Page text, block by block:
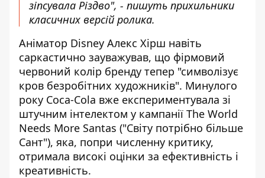
зіпсувала Різдво", - пишуть прихильники
класичних версій ролика.
Аніматор Disney Алекс Хірш навіть
саркастично зауважував, що фірмовий
червоний колір бренду тепер "символізує
кров безробітних художників". Минулого
року Coca-Cola вже експериментувала зі
штучним інтелектом у кампанії The World
Needs More Santas ("Світу потрібно більше
Сант"), яка, попри численну критику,
отримала високі оцінки за ефективність і
креативність.